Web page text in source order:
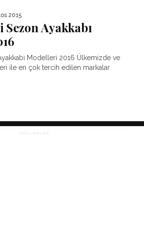
2015
Sezon Ayakkabı
Modelleri 2016 Ülkemizde ve
ile en çok tercih edilen markalar
REKLAMLAR